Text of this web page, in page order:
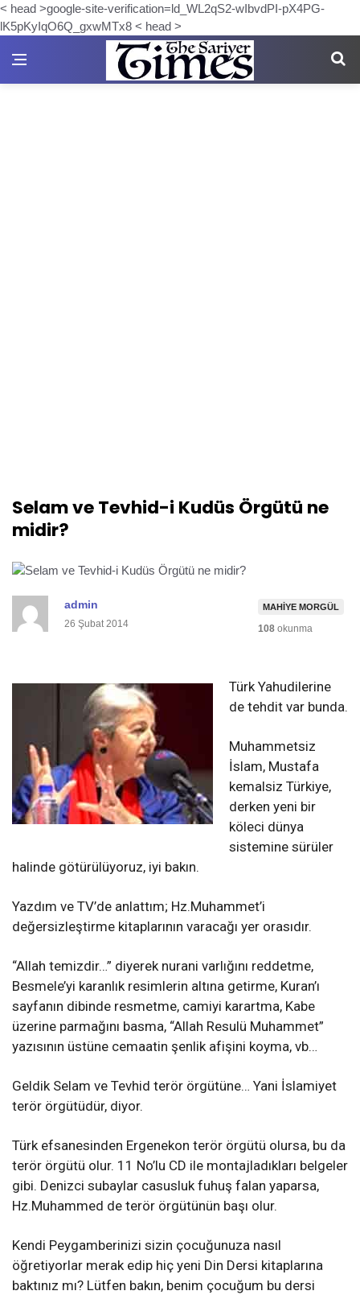
< head >google-site-verification=ld_WL2qS2-wIbvdPI-pX4PG-
lK5pKyIqO6Q_gxwMTx8 < head >
Selam ve Tevhid-i Kudüs Örgütü ne
midir?
admin
26 Şubat 2014
MAHIYE MORGÜL
108 okunma
Türk Yahudilerine
de tehdit var bunda.
Muhammetsiz
İslam, Mustafa
kemalsiz Türkiye,
derken yeni bir
köleci dünya
sistemine sürüler
halinde götürülüyoruz, iyi bakın.
Yazdım ve TV’de anlattım; Hz.Muhammet’i
değersizleştirme kitaplarının varacağı yer orasıdır.
“Allah temizdir…” diyerek nurani varlığını reddetme,
Besmele’yi karanlık resimlerin altına getirme, Kuran’ı
sayfanın dibinde resmetme, camiyi karartma, Kabe
üzerine parmağını basma, “Allah Resulü Muhammet”
yazısının üstüne cemaatin şenlik afişini koyma, vb…
Geldik Selam ve Tevhid terör örgütüne… Yani İslamiyet
terör örgütüdür, diyor.
Türk efsanesinden Ergenekon terör örgütü olursa, bu da
terör örgütü olur. 11 No’lu CD ile montajladıkları belgeler
gibi. Denizci subaylar casusluk fuhuş falan yaparsa,
Hz.Muhammed de terör örgütünün başı olur.
Kendi Peygamberinizi sizin çocuğunuza nasıl
öğretiyorlar merak edip hiç yeni Din Dersi kitaplarına
baktınız mı? Lütfen bakın, benim çocuğum bu dersi